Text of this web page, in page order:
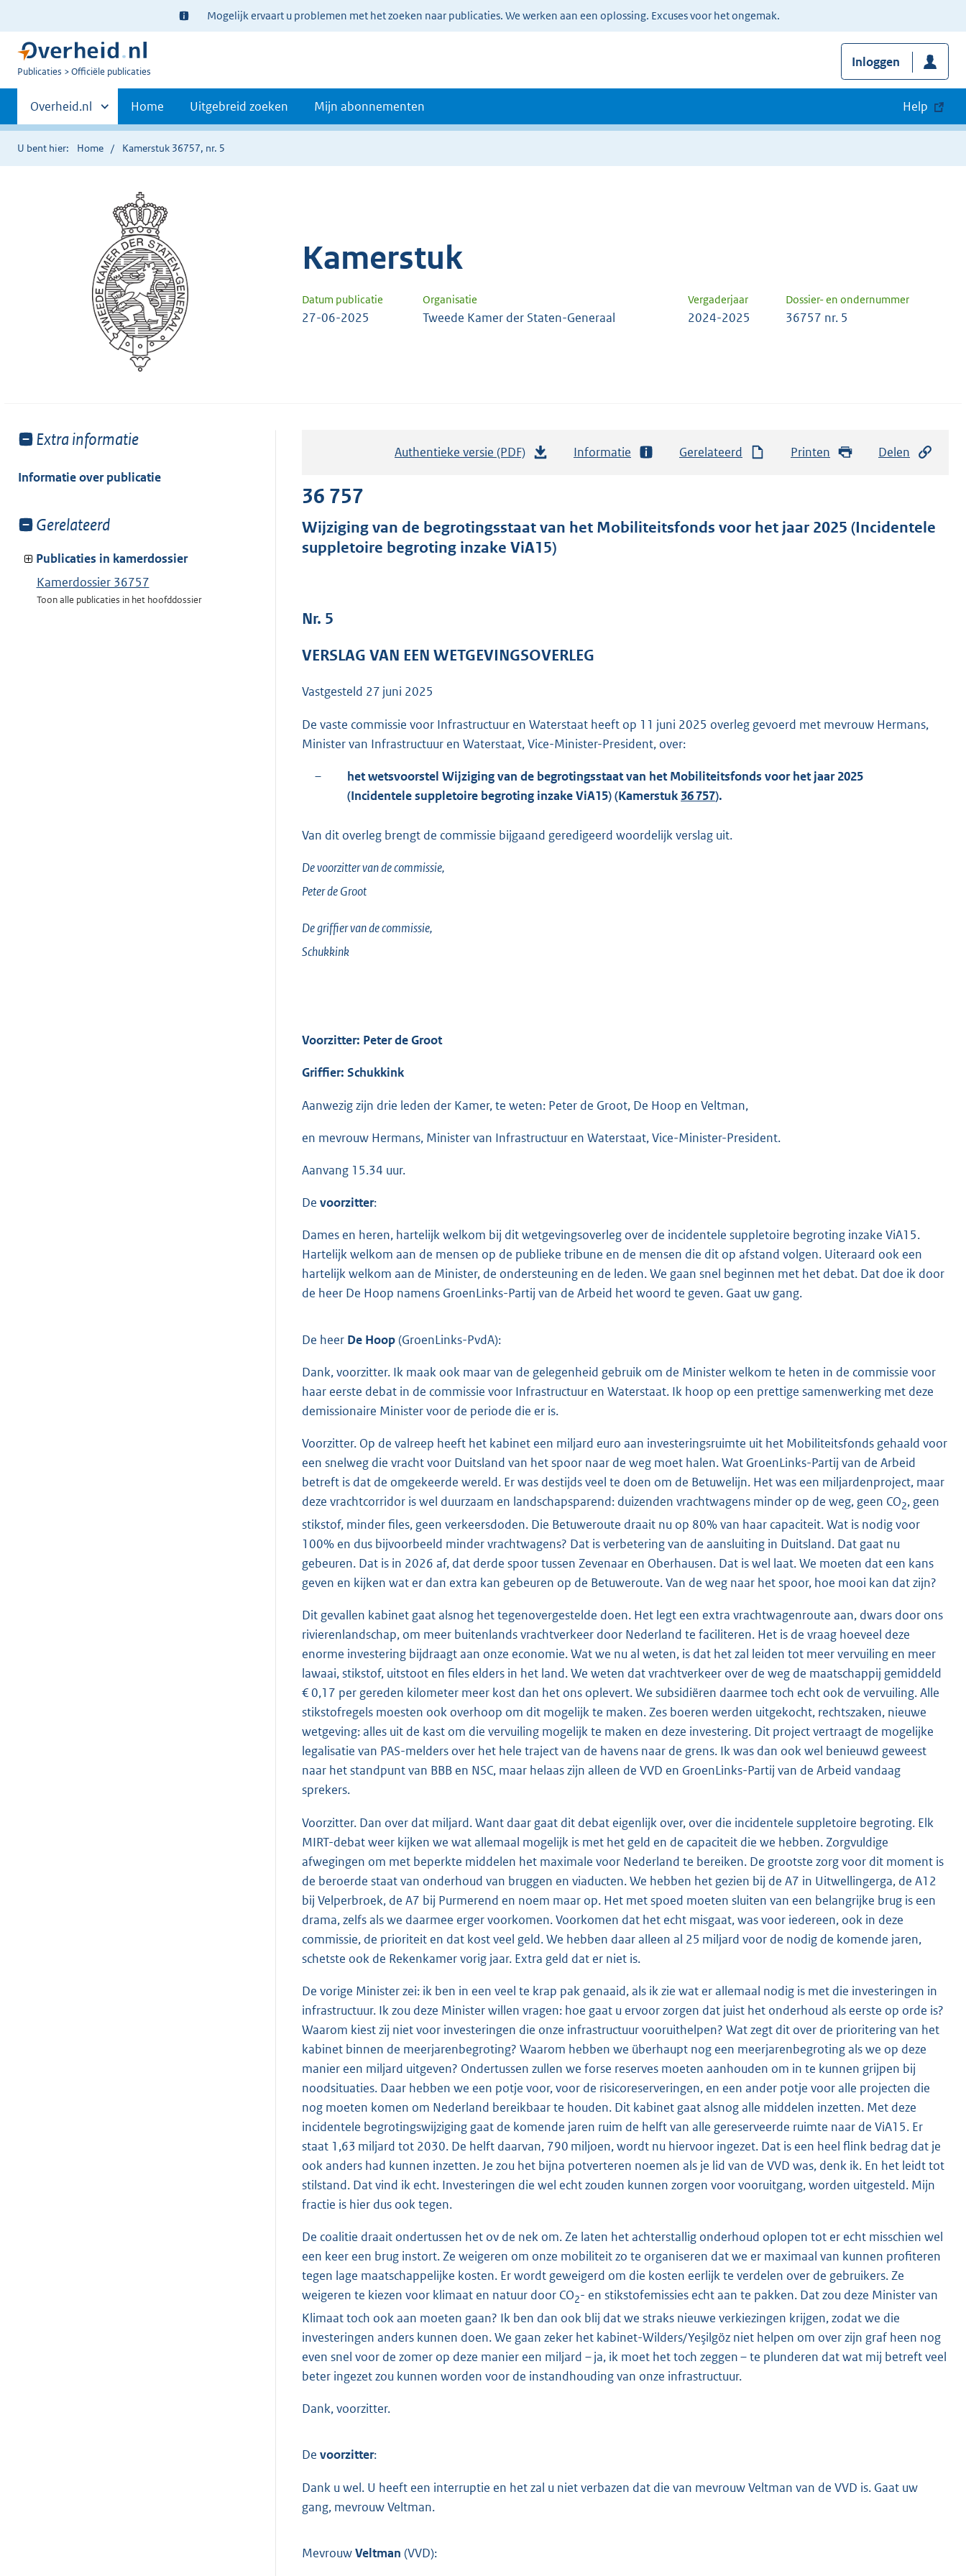
Ter
informatie:
Mogelijk ervaart u problemen met het zoeken naar publicaties. We werken aan een oplossing. Excuses voor het ongemak.
U
Publicaties Officiële publicaties
Inloggen
Primaire
navigatie
Andere
sites
binnen
Overheid.nl Home Uitgebreid zoeken Mijn abonnementen Help
U bent hier: Home Kamerstuk 36757, nr. 5
Kamerstuk
Datum publicatie Organisatie Vergaderjaar Dossier- en ondernummer
27-06-2025 Tweede Kamer der Staten-Generaal 2024-2025 36757 nr. 5
Toon
van:
Extra informatie
Informatie over publicatie
Toon
van:
Gerelateerd
Publicaties in kamerdossier
Kamerdossier 36757
Toon alle publicaties in het hoofddossier
Authentieke versie (PDF)
a
n
o
o
e
:
7
K
Informatie Gerelateerd Printen Delen
36 757
Wijziging van de begrotingsstaat van het Mobiliteitsfonds voor het jaar 2025 (Incidentele
suppletoire begroting inzake ViA15)
Nr. 5
VERSLAG VAN EEN WETGEVINGSOVERLEG
Vastgesteld 27 juni 2025
De vaste commissie voor Infrastructuur en Waterstaat heeft op 11 juni 2025 overleg gevoerd met mevrouw Hermans,
Minister van Infrastructuur en Waterstaat, Vice-Minister-President, over:
–
het wetsvoorstel Wijziging van de begrotingsstaat van het Mobiliteitsfonds voor het jaar 2025
(Incidentele suppletoire begroting inzake ViA15) (Kamerstuk 36 757).
Van dit overleg brengt de commissie bijgaand geredigeerd woordelijk verslag uit.
De voorzitter van de commissie,
Peter deGroot
De griffier van de commissie,
Schukkink
Voorzitter: Peter de Groot
Griffier: Schukkink
Aanwezig zijn drie leden der Kamer, te weten: Peter de Groot, De Hoop en Veltman,
en mevrouw Hermans, Minister van Infrastructuur en Waterstaat, Vice-Minister-President.
Aanvang 15.34 uur.
De voorzitter:
Dames en heren, hartelijk welkom bij dit wetgevingsoverleg over de incidentele suppletoire begroting inzake ViA15.
Hartelijk welkom aan de mensen op de publieke tribune en de mensen die dit op afstand volgen. Uiteraard ook een
hartelijk welkom aan de Minister, de ondersteuning en de leden. We gaan snel beginnen met het debat. Dat doe ik door
de heer De Hoop namens GroenLinks-Partij van de Arbeid het woord te geven. Gaat uw gang.
De heer De Hoop(GroenLinks-PvdA):
Dank, voorzitter. Ik maak ook maar van de gelegenheid gebruik om de Minister welkom te heten in de commissie voor
haar eerste debat in de commissie voor Infrastructuur en Waterstaat. Ik hoop op een prettige samenwerking met deze
demissionaire Minister voor de periode die er is.
Voorzitter. Op de valreep heeft het kabinet een miljard euro aan investeringsruimte uit het Mobiliteitsfonds gehaald voor
een snelweg die vracht voor Duitsland van het spoor naar de weg moet halen. Wat GroenLinks-Partij van de Arbeid
betreft is dat de omgekeerde wereld. Er was destijds veel te doen om de Betuwelijn. Het was een miljardenproject, maar
deze vrachtcorridor is wel duurzaam en landschapsparend: duizenden vrachtwagens minder op de weg, geen CO2, geen
stikstof, minder files, geen verkeersdoden. Die Betuweroute draait nu op 80% van haar capaciteit. Wat is nodig voor
100% en dus bijvoorbeeld minder vrachtwagens? Dat is verbetering van de aansluiting in Duitsland. Dat gaat nu
gebeuren. Dat is in 2026 af, dat derde spoor tussen Zevenaar en Oberhausen. Dat is wel laat. We moeten dat een kans
geven en kijken wat er dan extra kan gebeuren op de Betuweroute. Van de weg naar het spoor, hoe mooi kan dat zijn?
Dit gevallen kabinet gaat alsnog het tegenovergestelde doen. Het legt een extra vrachtwagenroute aan, dwars door ons
rivierenlandschap, om meer buitenlands vrachtverkeer door Nederland te faciliteren. Het is de vraag hoeveel deze
enorme investering bijdraagt aan onze economie. Wat we nu al weten, is dat het zal leiden tot meer vervuiling en meer
lawaai, stikstof, uitstoot en files elders in het land. We weten dat vrachtverkeer over de weg de maatschappij gemiddeld
€ 0,17 per gereden kilometer meer kost dan het ons oplevert. We subsidiëren daarmee toch echt ook de vervuiling. Alle
stikstofregels moesten ook overhoop om dit mogelijk te maken. Zes boeren werden uitgekocht, rechtszaken, nieuwe
wetgeving: alles uit de kast om die vervuiling mogelijk te maken en deze investering. Dit project vertraagt de mogelijke
legalisatie van PAS-melders over het hele traject van de havens naar de grens. Ik was dan ook wel benieuwd geweest
naar het standpunt van BBB en NSC, maar helaas zijn alleen de VVD en GroenLinks-Partij van de Arbeid vandaag
sprekers.
Voorzitter. Dan over dat miljard. Want daar gaat dit debat eigenlijk over, over die incidentele suppletoire begroting. Elk
MIRT-debat weer kijken we wat allemaal mogelijk is met het geld en de capaciteit die we hebben. Zorgvuldige
afwegingen om met beperkte middelen het maximale voor Nederland te bereiken. De grootste zorg voor dit moment is
de beroerde staat van onderhoud van bruggen en viaducten. We hebben het gezien bij de A7 in Uitwellingerga, de A12
bij Velperbroek, de A7 bij Purmerend en noem maar op. Het met spoed moeten sluiten van een belangrijke brug is een
drama, zelfs als we daarmee erger voorkomen. Voorkomen dat het echt misgaat, was voor iedereen, ook in deze
commissie, de prioriteit en dat kost veel geld. We hebben daar alleen al 25 miljard voor de nodig de komende jaren,
schetste ook de Rekenkamer vorig jaar. Extra geld dat er niet is.
De vorige Minister zei: ik ben in een veel te krap pak genaaid, als ik zie wat er allemaal nodig is met die investeringen in
infrastructuur. Ik zou deze Minister willen vragen: hoe gaat u ervoor zorgen dat juist het onderhoud als eerste op orde is?
Waarom kiest zij niet voor investeringen die onze infrastructuur vooruithelpen? Wat zegt dit over de prioritering van het
kabinet binnen de meerjarenbegroting? Waarom hebben we überhaupt nog een meerjarenbegroting als we op deze
manier een miljard uitgeven? Ondertussen zullen we forse reserves moeten aanhouden om in te kunnen grijpen bij
noodsituaties. Daar hebben we een potje voor, voor de risicoreserveringen, en een ander potje voor alle projecten die
nog moeten komen om Nederland bereikbaar te houden. Dit kabinet gaat alsnog alle middelen inzetten. Met deze
incidentele begrotingswijziging gaat de komende jaren ruim de helft van alle gereserveerde ruimte naar de ViA15. Er
staat 1,63 miljard tot 2030. De helft daarvan, 790 miljoen, wordt nu hiervoor ingezet. Dat is een heel flink bedrag dat je
ook anders had kunnen inzetten. Je zou het bijna potverteren noemen als je lid van de VVD was, denk ik. En het leidt tot
stilstand. Dat vind ik echt. Investeringen die wel echt zouden kunnen zorgen voor vooruitgang, worden uitgesteld. Mijn
fractie is hier dus ook tegen.
De coalitie draait ondertussen het ov de nek om. Ze laten het achterstallig onderhoud oplopen tot er echt misschien wel
een keer een brug instort. Ze weigeren om onze mobiliteit zo te organiseren dat we er maximaal van kunnen profiteren
tegen lage maatschappelijke kosten. Er wordt geweigerd om die kosten eerlijk te verdelen over de gebruikers. Ze
weigeren te kiezen voor klimaat en natuur door CO2- en stikstofemissies echt aan te pakken. Dat zou deze Minister van
Klimaat toch ook aan moeten gaan? Ik ben dan ook blij dat we straks nieuwe verkiezingen krijgen, zodat we die
investeringen anders kunnen doen. We gaan zeker het kabinet-Wilders/Yeşilgöz niet helpen om over zijn graf heen nog
even snel voor de zomer op deze manier een miljard – ja, ik moet het toch zeggen – te plunderen dat wat mij betreft veel
beter ingezet zou kunnen worden voor de instandhouding van onze infrastructuur.
Dank, voorzitter.
De voorzitter:
Dank u wel. U heeft een interruptie en het zal u niet verbazen dat die van mevrouw Veltman van de VVD is. Gaat uw
gang, mevrouw Veltman.
MevrouwVeltman (VVD):